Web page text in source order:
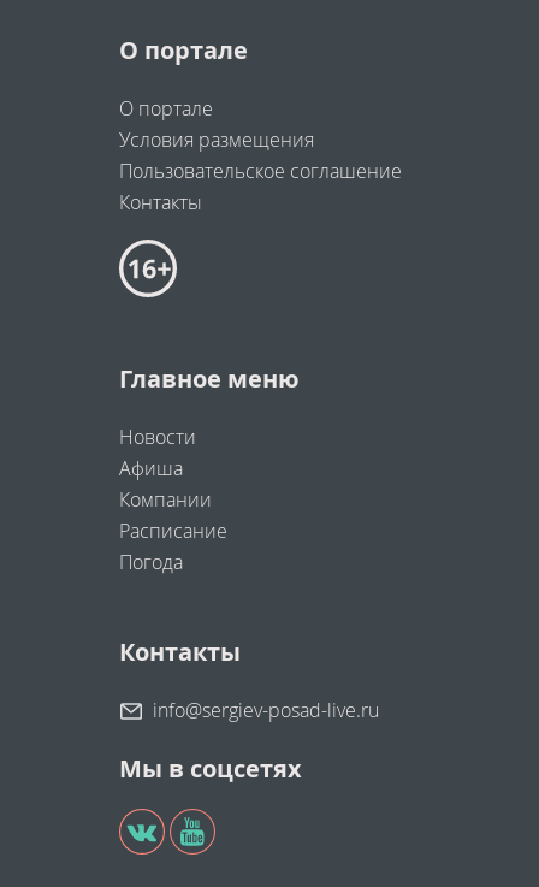
О портале
О портале
Условия размещения
Пользовательское соглашение
Контакты
Главное меню
Новости
Афиша
Компании
Расписание
Погода
Контакты
info@sergiev-posad-live.ru
Мы в соцсетях